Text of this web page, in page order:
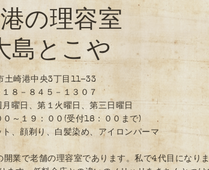
の理容室
とこや
土崎港中央3丁目11-33
８－８４５－１３０７
日、第１火曜日、第三日曜日
～１９：００(受付18：００まで)
、顔剃り、白髪染め、アイロンパーマ
業で老舗の理容室であります。私で4代目になりま